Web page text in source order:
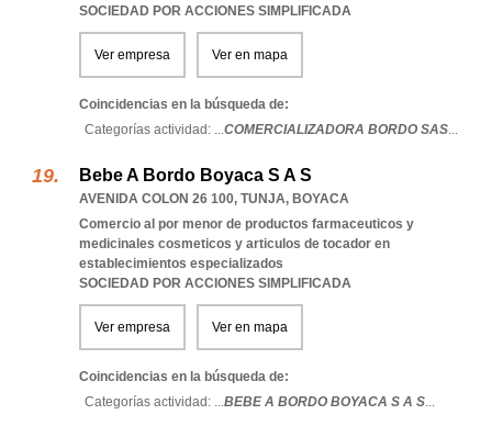
SOCIEDAD POR ACCIONES SIMPLIFICADA
Ver empresa Ver en mapa
Coincidencias en la búsqueda de:
Categorías actividad: ...COMERCIALIZADORA BORDO SAS...
Bebe A Bordo Boyaca S A S
AVENIDA COLON 26 100, TUNJA, BOYACA
Comercio al por menor de productos farmaceuticos y
medicinales cosmeticos y articulos de tocador en
establecimientos especializados
SOCIEDAD POR ACCIONES SIMPLIFICADA
Ver empresa Ver en mapa
Coincidencias en la búsqueda de:
Categorías actividad: ...BEBE A BORDO BOYACA S A S...